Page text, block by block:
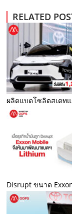
RELATED
ผลิตแบตโซลิดสเตทแ
Disrupt ขนาด